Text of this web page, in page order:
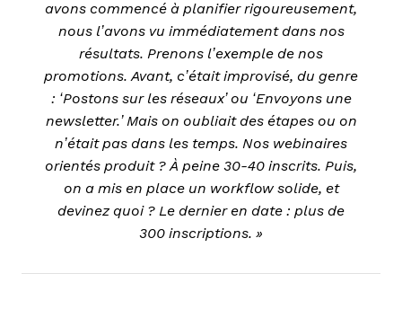
avons commencé à planifier rigoureusement,
nous l’avons vu immédiatement dans nos
résultats. Prenons l’exemple de nos
promotions. Avant, c’était improvisé, du genre
: ‘Postons sur les réseaux’ ou ‘Envoyons une
newsletter.’ Mais on oubliait des étapes ou on
n’était pas dans les temps. Nos webinaires
orientés produit ? À peine 30-40 inscrits. Puis,
on a mis en place un workflow solide, et
devinez quoi ? Le dernier en date : plus de
300 inscriptions. »